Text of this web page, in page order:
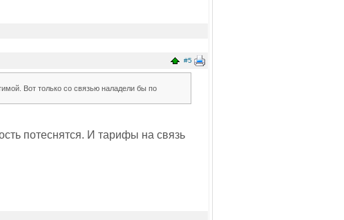
#5
Вот только со связью наладели бы по
потеснятся. И тарифы на связь